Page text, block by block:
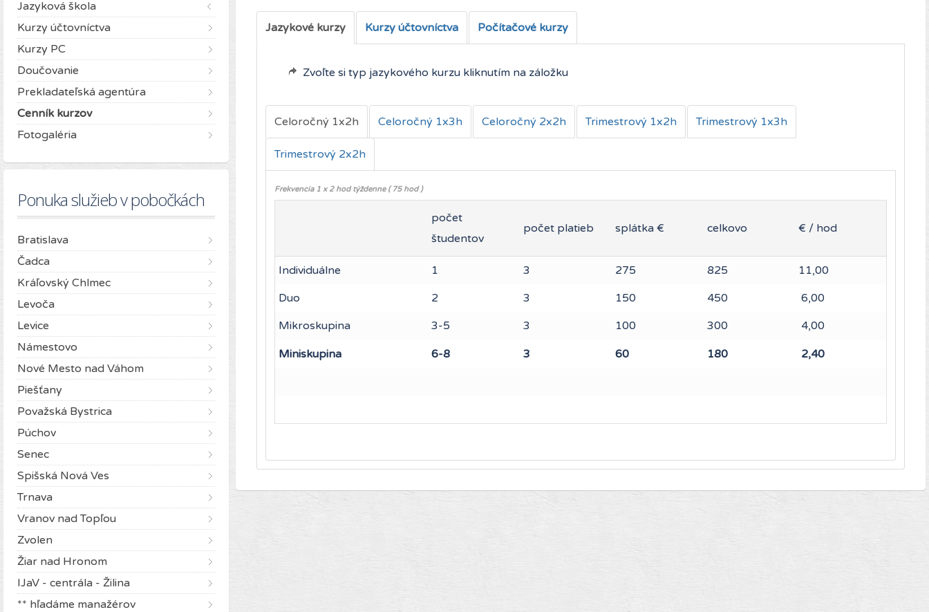
Jazykové kurzy Kurzy účtovníctva Počítačové kurzy
Zvoľte si typ jazykového kurzu kliknutím na záložku
Celoročný 1x2h Celoročný 1x3h Celoročný 2x2h Trimestrový 1x2h Trimestrový 1x3h
Trimestrový 2x2h
Frekvencia 1 x 2 hod týždenne ( 75 hod )
počet
študentov
počet platieb splátka € celkovo € / hod
Individuálne 1 3 275 825
11,00
Duo
2 3 150 450
6,00
Mikroskupina
3-5 3 100 300 4,00
Miniskupina 6-8 3 60 180 2,40
Jazyková škola
Kurzy účtovníctva
Kurzy PC
Doučovanie
Prekladateľská agentúra
Cenník kurzov
Fotogaléria
Ponuka služieb v pobočkách
Bratislava
Čadca
Kráľovský Chlmec
Levoča
Levice
Námestovo
Nové Mesto nad Váhom
Piešťany
Považská Bystrica
Púchov
Senec
Spišská Nová Ves
Trnava
Vranov nad Topľou
Zvolen
Žiar nad Hronom
IJaV - centrála - Žilina
** hľadáme manažérov